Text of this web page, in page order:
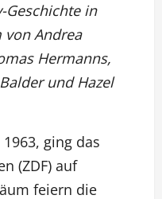
Geschichte in
von Andrea
Hermanns,
und Hazel
ging das
(ZDF) auf
feiern die